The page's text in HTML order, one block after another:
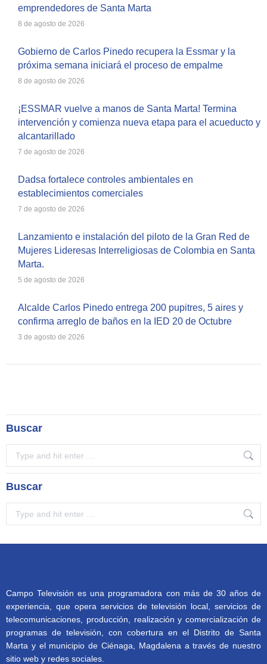
emprendedores de Santa Marta
8 de agosto de 2026
Gobierno de Carlos Pinedo recupera la Essmar y la
próxima semana iniciará el proceso de empalme
8 de agosto de 2026
¡ESSMAR vuelve a manos de Santa Marta! Termina
intervención y comienza nueva etapa para el acueducto y
alcantarillado
7 de agosto de 2026
Dadsa fortalece controles ambientales en
establecimientos comerciales
7 de agosto de 2026
Lanzamiento e instalación del piloto de la Gran Red de
Mujeres Lideresas Interreligiosas de Colombia en Santa
Marta.
5 de agosto de 2026
Alcalde Carlos Pinedo entrega 200 pupitres, 5 aires y
confirma arreglo de baños en la IED 20 de Octubre
3 de agosto de 2026
Buscar
Buscar
Campo Televisión es una programadora con más de 30 años de
experiencia, que opera servicios de televisión local, servicios de
telecomunicaciones, producción, realización y comercialización de
programas de televisión, con cobertura en el Distrito de Santa
Marta y el municipio de Ciénaga, Magdalena a través de nuestro
sitio web y redes sociales.